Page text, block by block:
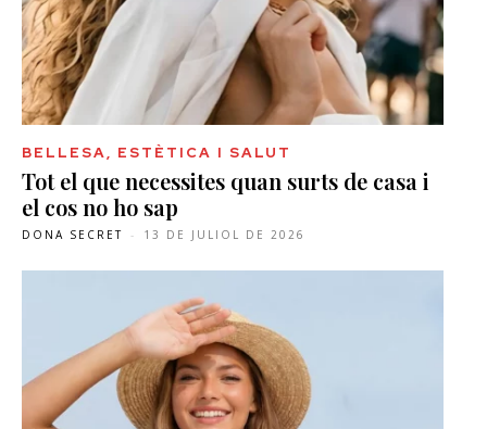
BELLESA, ESTÈTICA I SALUT
Tot el que necessites quan surts de casa i
el cos no ho sap
DONA SECRET - 13 DE JULIOL DE 2026